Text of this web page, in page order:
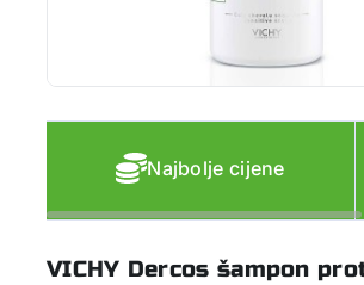
Najbolje cijene
VICHY Dercos šampon